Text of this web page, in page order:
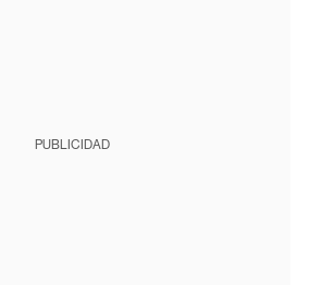
PUBLICIDAD